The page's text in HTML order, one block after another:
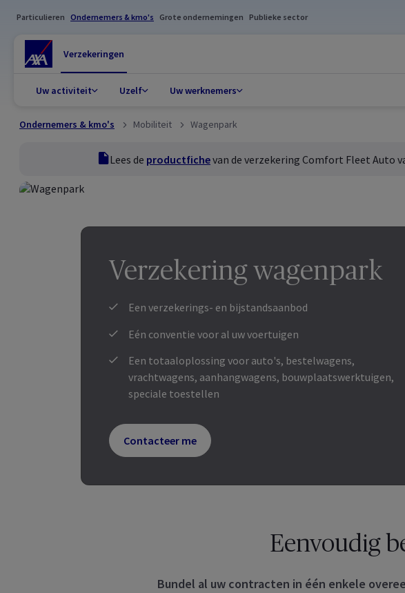
Particulieren Ondernemers & kmo's Grote ondernemingen Publieke sector
Verzekeringen
Uw activiteit Uzelf Uw werknemers
Ondernemers & kmo's Mobiliteit Wagenpark
productfiche
Lees de productfichevan de verzekering Comfort Fleet Auto
Verzekering wagenpark​
Een verzekerings- en bijstandsaanbod
Eén conventie voor al uw voertuigen
Een totaaloplossing voor auto's, bestelwagens,
vrachtwagens, aanhangwagens, bouwplaatswerktuigen,
speciale toestellen
Contacteer me
Eenvoudig
Bundel al uw contracten in één enkele